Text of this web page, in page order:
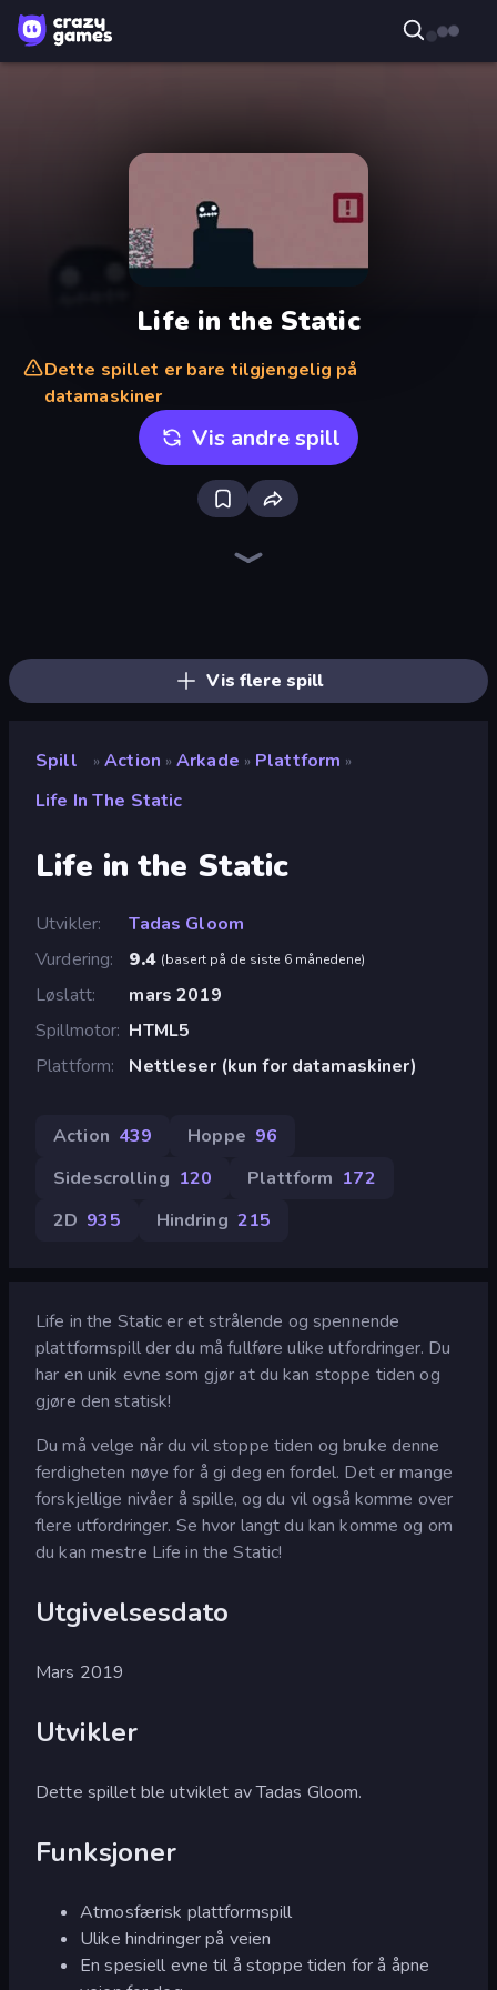
Life in the Static
Dette spillet er bare tilgjengelig på
datamaskiner
Vis andre spill
Vis flere spill
Spill » Action » Arkade » Plattform »
Life In The Static
Life in the Static
Utvikler
Tadas Gloom
Vurdering
9.4 (basert på de siste 6 månedene)
Løslatt
mars 2019
Spillmotor HTML5
Plattform
Nettleser (kun for datamaskiner)
Action 439 Hoppe 96
Sidescrolling 120 Plattform 172
2D 935 Hindring 215
Life in the Static er et strålende og spennende
plattformspill der du må fullføre ulike utfordringer. Du
har en unik evne som gjør at du kan stoppe tiden og
gjøre den statisk!
Du må velge når du vil stoppe tiden og bruke denne
ferdigheten nøye for å gi deg en fordel. Det er mange
forskjellige nivåer å spille, og du vil også komme over
flere utfordringer. Se hvor langt du kan komme og om
du kan mestre Life in the Static!
Utgivelsesdato
Mars 2019
Utvikler
Dette spillet ble utviklet av Tadas Gloom.
Funksjoner
Atmosfærisk plattformspill
Ulike hindringer på veien
En spesiell evne til å stoppe tiden for å åpne